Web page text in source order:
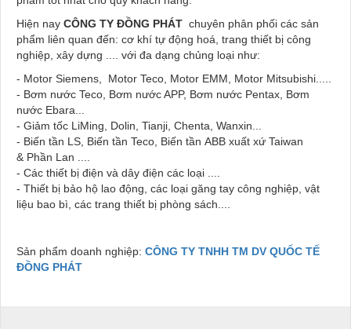
Hiện nay CÔNG TY ĐỒNG PHÁT chuyên phân phối các sản
phẩm liên quan đến: cơ khí tự động hoá, trang thiết bị công
nghiệp, xây dựng .... với đa dạng chủng loại như:
- Motor Siemens, Motor Teco, Motor EMM, Motor Mitsubishi.....
- Bơm nước Teco, Bơm nước APP, Bơm nước Pentax, Bơm
nước Ebara...
- Giảm tốc LiMing, Dolin, Tianji, Chenta, Wanxin...
- Biến tần LS, Biến tần Teco, Biến tần ABB xuất xứ Taiwan
& Phần Lan ....
- Các thiết bị điện và dây điện các loại ....
- Thiết bị bảo hộ lao động, các loại găng tay công nghiệp, vật
liệu bao bì, các trang thiết bị phòng sách....
Sản phẩm doanh nghiệp: CÔNG TY TNHH TM DV QUỐC TẾ
ĐỒNG PHÁT